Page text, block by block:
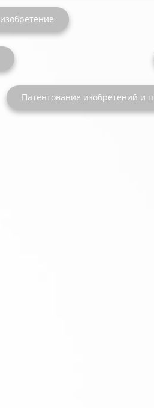
Патентование изобретений и